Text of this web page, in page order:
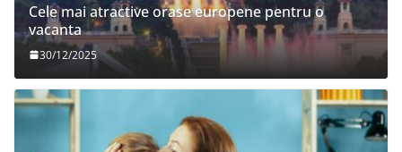
Cele mai atractive orase europene pentru o
vacanta
30/12/2025